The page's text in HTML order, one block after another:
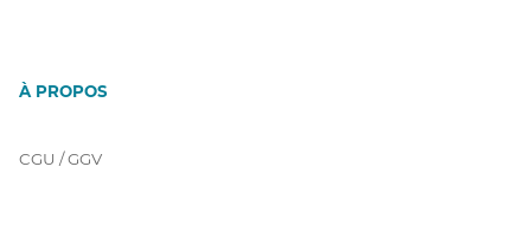
À PROPOS
CGU / GGV